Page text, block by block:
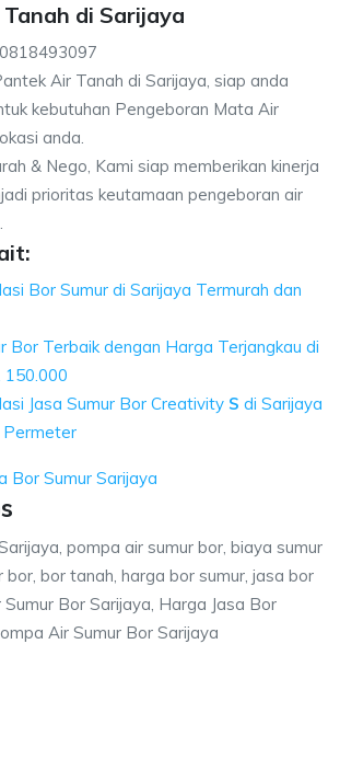
di Sarijaya
0818493097
Air Tanah di Sarijaya, siap anda
kebutuhan Pengeboran Mata Air
anda.
& Nego, Kami siap memberikan kinerja
prioritas keutamaan pengeboran air
Bor Sumur di Sarijaya Termurah dan
Bor Terbaik dengan Harga Terjangkau di
150.000
Jasa Sumur Bor Creativity S di Sarijaya
Permeter
Bor Sumur Sarijaya
pompa air sumur bor, biaya sumur
bor, bor tanah, harga bor sumur, jasa bor
Bor Sarijaya, Harga Jasa Bor
Air Sumur Bor Sarijaya